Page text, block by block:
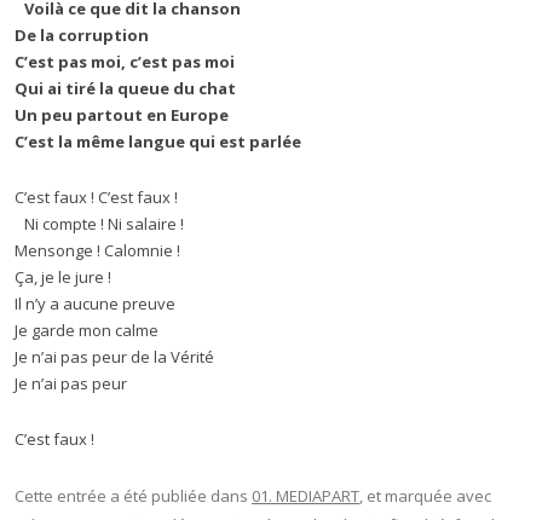
Voilà ce que dit la chanson
De la corruption
C’est pas moi, c’est pas moi
Qui ai tiré la queue du chat
Un peu partout en Europe
C’est la même langue qui est parlée
C’est faux ! C’est faux !
Ni compte ! Ni salaire !
Mensonge ! Calomnie !
Ça, je le jure !
Il n’y a aucune preuve
Je garde mon calme
Je n’ai pas peur de la Vérité
Je n’ai pas peur
C’est faux !
Cette entrée a été publiée dans 01. MEDIAPART, et marquée avec